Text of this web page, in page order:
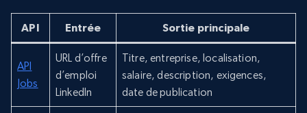
API Entrée Sortie principale
API
Jobs
URL d’offre
d’emploi
LinkedIn
Titre, entreprise, localisation,
salaire, description, exigences,
date de publication